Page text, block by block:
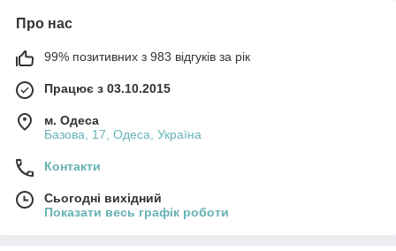
Про нас
99% позитивних з 983 відгуків за рік
Працює з 03.10.2015
м. Одеса
Базова, 17, Одеса, Україна
Контакти
Сьогодні вихідний
Показати весь графік роботи